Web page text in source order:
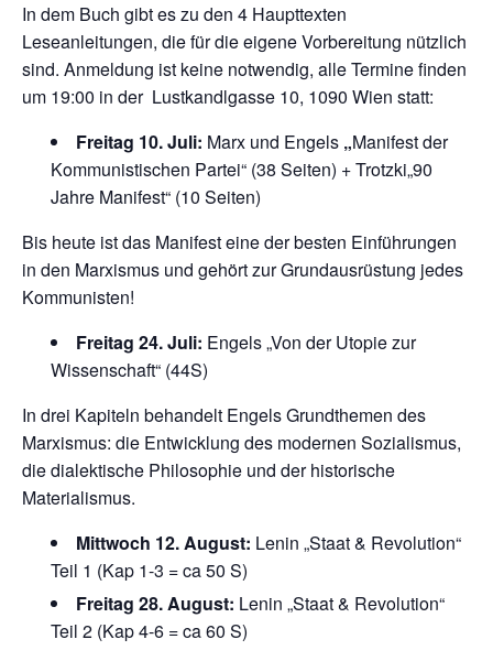
In dem Buch gibt es zu den 4 Haupttexten
Leseanleitungen, die für die eigene Vorbereitung nützlich
sind. Anmeldung ist keine notwendig, alle Termine finden
um 19:00 in der Lustkandlgasse 10, 1090 Wien statt:
Freitag 10. Juli: Marx und Engels„Manifest der
Kommunistischen Partei“ (38 Seiten) + Trotzki„90
Jahre Manifest“ (10 Seiten)
Bis heute ist das Manifest eine der besten Einführungen
in den Marxismus und gehört zur Grundausrüstung jedes
Kommunisten!
Freitag 24. Juli: Engels „Von der Utopie zur
Wissenschaft“ (44S)
In drei Kapiteln behandelt Engels Grundthemen des
Marxismus: die Entwicklung des modernen Sozialismus,
die dialektische Philosophie und der historische
Materialismus.
Mittwoch 12. August: Lenin „Staat & Revolution“
Teil 1 (Kap 1-3 = ca 50 S)
Freitag 28. August: Lenin „Staat & Revolution“
Teil 2 (Kap 4-6 = ca 60 S)